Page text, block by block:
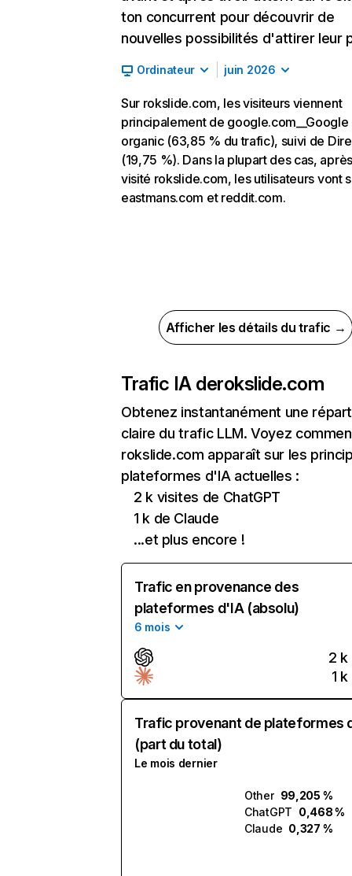
ton concurrent pour découvrir de
nouvelles possibilités d'attirer leur
Ordinateur juin 2026
Sur rokslide.com, les visiteurs viennent
principalement de google.com__Google
organic (63,85 % du trafic), suivi de
(19,75 %). Dans la plupart des cas,
visité rokslide.com, les utilisateurs vont
eastmans.com et reddit.com.
Afficher les détails du trafic →
Trafic IA derokslide.com
Obtenez instantanément une
claire du trafic LLM. Voyez
rokslide.com apparaît sur les
plateformes d'IA actuelles :
2 k visites de ChatGPT
1 k de Claude
...et plus encore !
Trafic en provenance des
plateformes d'IA (absolu)
6 mois
2 k
1 k
Trafic provenant de plateformes
(part du total)
Le mois dernier
Other 99,205 %
ChatGPT 0,468 %
Claude 0,327 %